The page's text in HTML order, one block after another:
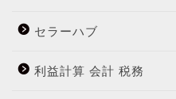
セラーハブ
利益計算 会計 税務